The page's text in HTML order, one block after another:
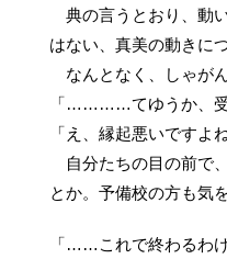
典の言うとおり、動
はない、真美の動きに
なんとなく、しゃが
「…………てゆうか、受
「え、縁起悪いですよね
自分たちの目の前で
とか。予備校の方も気
「……これで終わるわ